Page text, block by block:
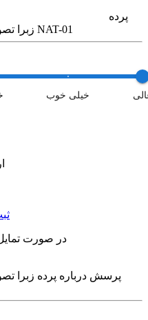
پرده
زبرا تصویری طرح طبیعت کوه و دریاچه کد NAT-01
خیلی خوب
در صورت تمایل
پرسش درباره پرده زبرا